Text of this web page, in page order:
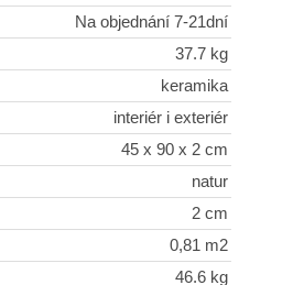
Na objednání 7-21dní
37.7 kg
keramika
interiér i exteriér
45 x 90 x 2 cm
natur
2 cm
0,81 m2
46.6 kg